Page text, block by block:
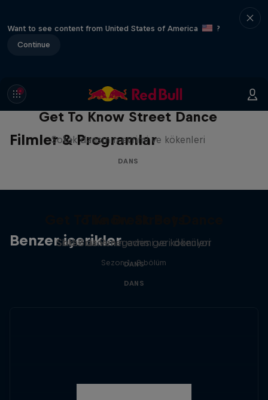
Want to see content from United States of America
?
Continue
Filmler & Programlar
Get To Know Street Dance
Sokak dansının evrimi ve kökenleri
DANS
Benzer içerikler
Sokak dansının evrimi ve kökenleri
DANS
Skill Brat Renegades geri dönüyor
Sezon 1 · 8 bölüm
DANS